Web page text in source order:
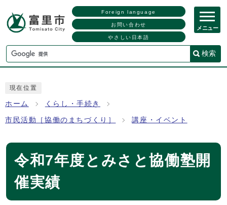
Foreign language
お問い合わせ
やさしい日本語
検索
メニュー
現在位置
ホーム くらし・手続き
市民活動［協働のまちづくり］ 講座・イベント
令和7年度とみさと協働塾開
催実績